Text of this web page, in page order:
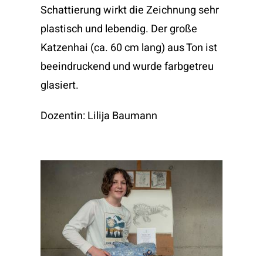
Schattierung wirkt die Zeichnung sehr
plastisch und lebendig. Der große
Katzenhai (ca. 60 cm lang) aus Ton ist
beeindruckend und wurde farbgetreu
glasiert.
Dozentin: Lilija Baumann